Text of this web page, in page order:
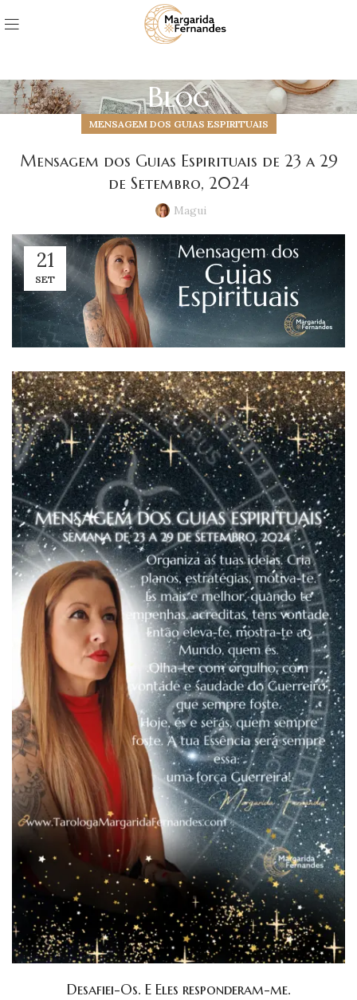
Blog
MENSAGEM DOS GUIAS ESPIRITUAIS
Mensagem dos Guias Espirituais de 23 a 29
de Setembro, 2024
Magui
21
SET
Desafiei-Os. E Eles responderam-me.